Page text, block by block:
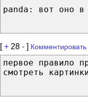
panda: вот оно
[+ 28 - ]
первое правило
смотреть